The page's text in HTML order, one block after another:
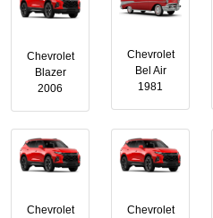
Chevrolet
Bel Air
1981
Chevrolet
Blazer
2006
Chevrolet
Chevrolet